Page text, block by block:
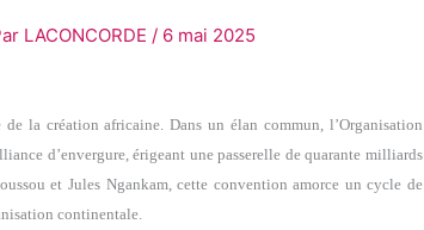
LACONCORDE / 6 mai 2025
la création africaine. Dans un élan commun, l’Organisation
d’envergure, érigeant une passerelle de quarante milliards
et Jules Ngankam, cette convention amorce un cycle de
continentale.